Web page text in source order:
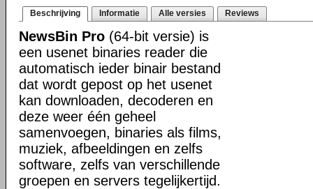
Beschrijving Informatie Alle versies Reviews
NewsBin Pro (64-bit versie) is
een usenet binaries reader die
automatisch ieder binair bestand
dat wordt gepost op het usenet
kan downloaden, decoderen en
deze weer één geheel
samenvoegen, binaries als films,
muziek, afbeeldingen en zelfs
software, zelfs van verschillende
groepen en servers tegelijkertijd.